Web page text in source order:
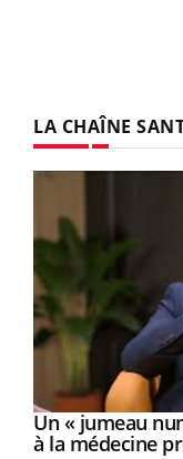
LA CHAÎNE
Youtube
Un « jumeau
à la médecine